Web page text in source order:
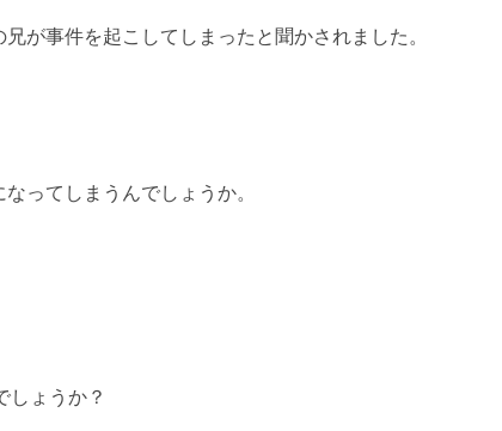
が事件を起こしてしまったと聞かされました。
ってしまうんでしょうか。
しょうか？